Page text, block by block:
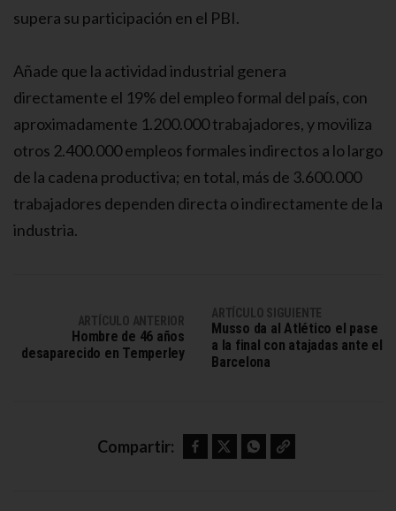
supera su participación en el PBI.
Añade que la actividad industrial genera
directamente el 19% del empleo formal del país, con
aproximadamente 1.200.000 trabajadores, y moviliza
otros 2.400.000 empleos formales indirectos a lo largo
de la cadena productiva; en total, más de 3.600.000
trabajadores dependen directa o indirectamente de la
industria.
ARTÍCULO ANTERIOR
Hombre de 46 años
desaparecido en Temperley
ARTÍCULO SIGUIENTE
Musso da al Atlético el pase
a la final con atajadas ante el
Barcelona
Compartir: Facebook Twitter WhatsApp Copy link